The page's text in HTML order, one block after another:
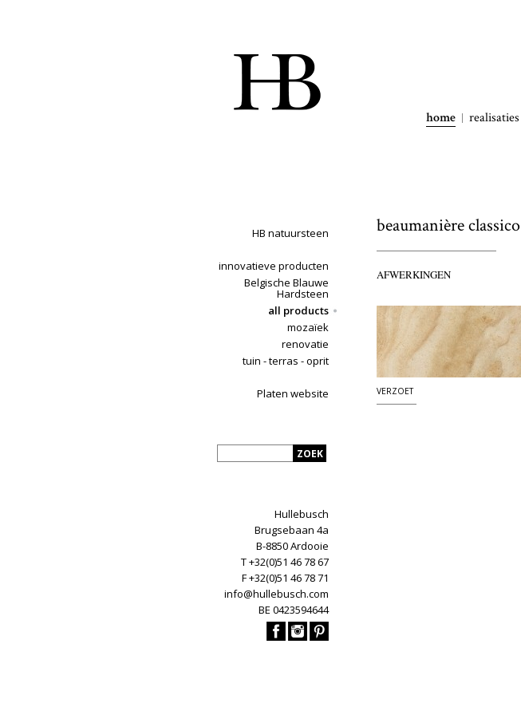
home realisaties
HB natuursteen
innovatieve producten
Belgische Blauwe
Hardsteen
all products
mozaïek
renovatie
tuin - terras - oprit
Platen website
Hullebusch
Brugsebaan 4a
B-8850 Ardooie
T +32(0)51 46 78 67
F +32(0)51 46 78 71
info@hullebusch.com
BE 0423594644
beaumanière classico
AFWERKINGEN
VERZOET